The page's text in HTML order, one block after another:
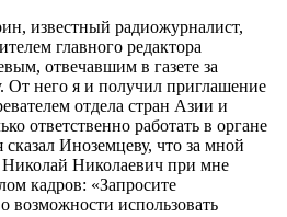
известный радиожурналист,
главного редактора
отвечавшим в газете за
От него я и получил приглашение
отдела стран Азии и
ответственно работать в органе
Иноземцеву, что за мной
Николай Николаевич при мне
кадров: «Запросите
возможности использовать